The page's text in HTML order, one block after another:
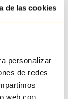
de las cookies
personalizar
de redes
web con